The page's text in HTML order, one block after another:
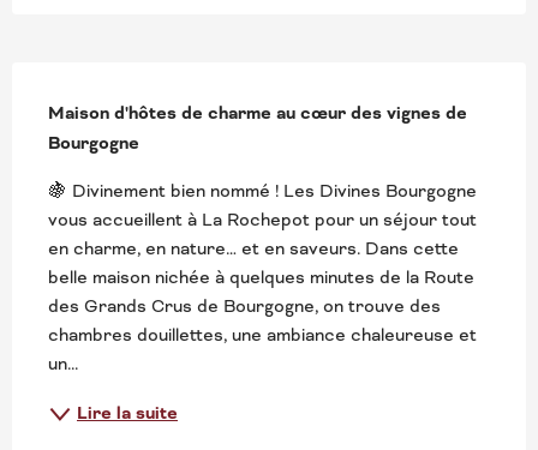
DESCRIPTION
Maison d'hôtes de charme au cœur des vignes de
Bourgogne
🍇 Divinement bien nommé ! Les Divines Bourgogne
vous accueillent à La Rochepot pour un séjour tout
en charme, en nature… et en saveurs. Dans cette
belle maison nichée à quelques minutes de la Route
des Grands Crus de Bourgogne, on trouve des
chambres douillettes, une ambiance chaleureuse et
un...
Lire la suite